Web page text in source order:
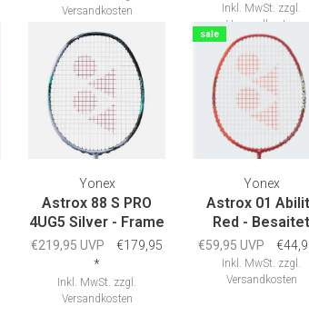
Versandkosten
Inkl. MwSt. zzgl.
Versandkosten
Yonex
Astrox 88 S PRO
4UG5 Silver - Frame
€219,95 UVP
€179,95
*
Inkl. MwSt. zzgl.
Versandkosten
sale
Yonex
Astrox 01
Red - Besaitet
€59,95 UVP
Inkl. MwSt. zzgl.
Versandkosten